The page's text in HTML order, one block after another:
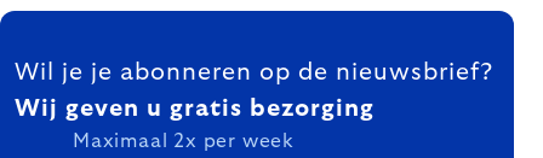
FOOTER
Wil je je abonneren op de nieuwsbrief?
Wij geven u gratis bezorging
Maximaal 2x per week